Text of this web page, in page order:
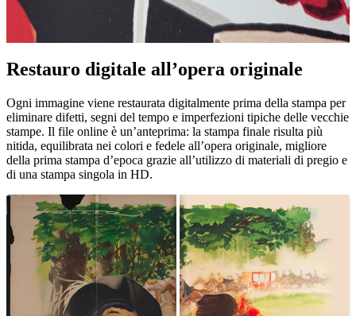
Restauro digitale all’opera originale
Ogni immagine viene restaurata digitalmente prima della stampa per
eliminare difetti, segni del tempo e imperfezioni tipiche delle vecchie
stampe. Il file online è un’anteprima: la stampa finale risulta più
nitida, equilibrata nei colori e fedele all’opera originale, migliore
della prima stampa d’epoca grazie all’utilizzo di materiali di pregio e
di una stampa singola in HD.